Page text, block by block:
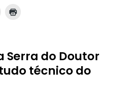
Serra do Doutor
técnico do